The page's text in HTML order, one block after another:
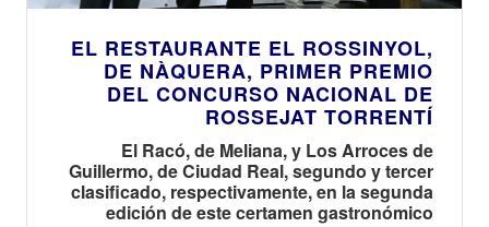
EL RESTAURANTE EL ROSSINYOL,
DE NÀQUERA, PRIMER PREMIO
DEL CONCURSO NACIONAL DE
ROSSEJAT TORRENTÍ
El Racó, de Meliana, y Los Arroces de
Guillermo, de Ciudad Real, segundo y tercer
clasificado, respectivamente, en la segunda
edición de este certamen gastronómico